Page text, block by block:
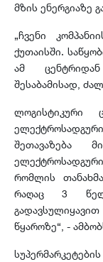
მზის ენერგიაზე
„ჩვენი
ქუთაისში.
ამ
შესაბამისად,
ლოგისტიკური
შეთავაზება
რომლის
რაღაც 3
წყაროზე“, -